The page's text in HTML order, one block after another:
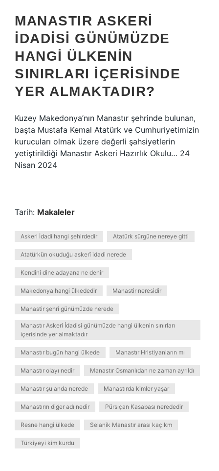
MANASTIR ASKERI
İDADISI GÜNÜMÜZDE
HANGI ÜLKENIN
SINIRLARI IÇERISINDE
YER ALMAKTADIR?
Kuzey Makedonya’nın Manastır şehrinde bulunan,
başta Mustafa Kemal Atatürk ve Cumhuriyetimizin
kurucuları olmak üzere değerli şahsiyetlerin
yetiştirildiği Manastır Askeri Hazırlık Okulu… 24
Nisan 2024
Tarih: Makaleler
Askeri İdadi hangi şehirdedir Atatürk sürgüne nereye gitti
Atatürkün okuduğu askerî idadi nerede
Kendini dine adayana ne denir
Makedonya hangi ülkededir Manastir neresidir
Manastir şehri günümüzde nerede
Manastır Askeri İdadisi günümüzde hangi ülkenin sınırları
içerisinde yer almaktadır
Manastır bugün hangi ülkede Manastır Hristiyanların mı
Manastır olayı nedir Manastır Osmanlıdan ne zaman ayrıldı
Manastır şu anda nerede Manastırda kimler yaşar
Manastırın diğer adı nedir Pürsıçan Kasabası nerededir
Resne hangi ülkede Selanik Manastır arası kaç km
Türkiyeyi kim kurdu